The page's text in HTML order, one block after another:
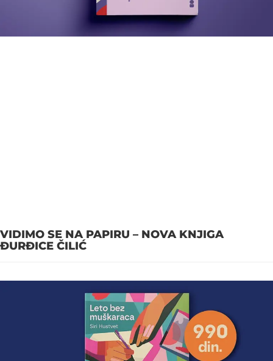
VIDIMO SE NA PAPIRU – NOVA KNJIGA
ĐURĐICE ČILIĆ